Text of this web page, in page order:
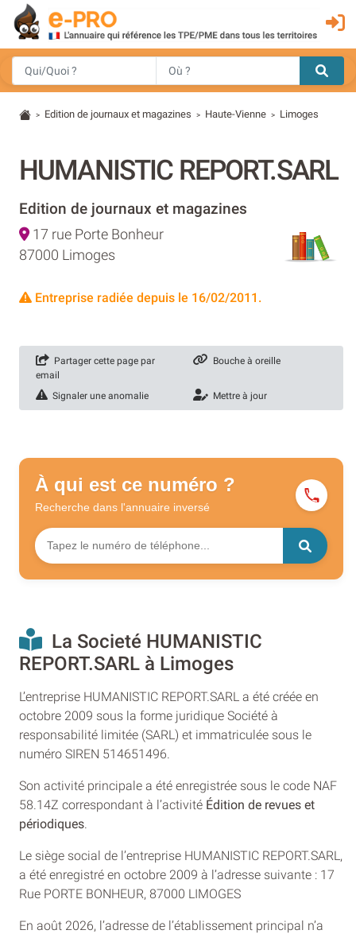
> Edition de journaux et magazines > Haute-Vienne > Limoges
HUMANISTIC REPORT.SARL
Edition de journaux et magazines
17 rue Porte Bonheur
87000 Limoges
Entreprise radiée depuis le 16/02/2011.
Partager cette page par
email
Bouche à oreille
Signaler une anomalie Mettre à jour
À qui est ce numéro ?
Recherche dans l'annuaire inversé
La Societé HUMANISTIC
REPORT.SARL à Limoges
L’entreprise HUMANISTIC REPORT.SARL a été créée en
octobre 2009 sous la forme juridique Société à
responsabilité limitée (SARL) et immatriculée sous le
numéro SIREN 514651496.
Son activité principale a été enregistrée sous le code NAF
58.14Z correspondant à l’activité Édition de revues et
périodiques
Le siège social de l’entreprise HUMANISTIC REPORT.SARL,
a été enregistré en octobre 2009 à l’adresse suivante : 17
Rue PORTE BONHEUR, 87000 LIMOGES
En août 2026, l’adresse de l’établissement principal n’a